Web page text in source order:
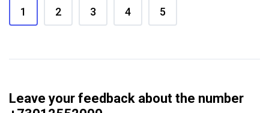
1 2 3 4 5
Leave your feedback about the number